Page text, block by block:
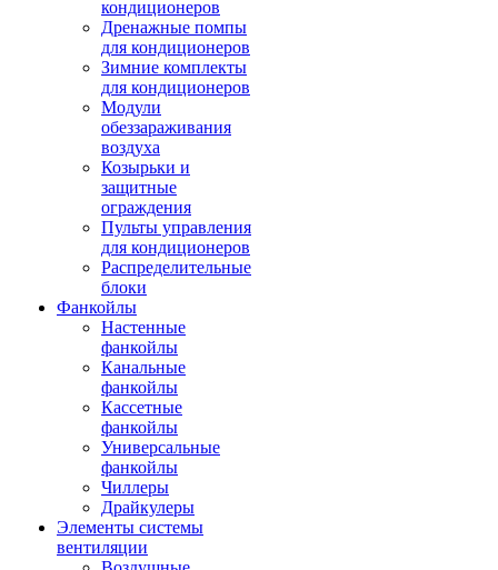
кондиционеров
Дренажные помпы
для кондиционеров
Зимние комплекты
для кондиционеров
Модули
обеззараживания
воздуха
Козырьки и
защитные
ограждения
Пульты управления
для кондиционеров
Распределительные
блоки
Фанкойлы
Настенные
фанкойлы
Канальные
фанкойлы
Кассетные
фанкойлы
Универсальные
фанкойлы
Чиллеры
Драйкулеры
Элементы системы
вентиляции